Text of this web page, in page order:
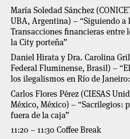
María Soledad Sánchez
UBA, Argentina) – “Siguiendo a
Transacciones financieras entre
la City porteña”
Daniel Hirata y Dra. Carolina
Federal Fluminense, Brasil) –
los ilegalismos en Río de
Carlos Flores Pérez (CIESAS
México, México) – “Sacrilegios:
fuera de la caja”
11:20 – 11:30 Coffee Break